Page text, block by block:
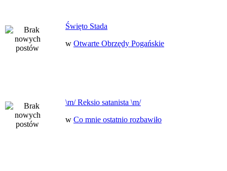
Święto Stada
w Otwarte Obrzędy Pogańskie
\m/ Reksio satanista \m/
w Co mnie ostatnio rozbawiło